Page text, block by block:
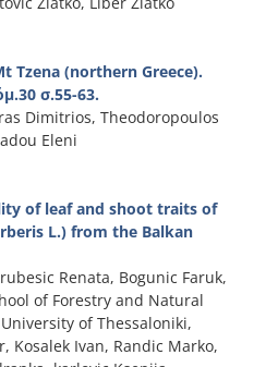
Tzena (northern Greece).
σ.55-63.
Dimitrios, Theodoropoulos
Eleni
of leaf and shoot traits of
L.) from the Balkan
Renata, Bogunic Faruk,
of Forestry and Natural
of Thessaloniki,
Kosalek Ivan, Randic Marko,